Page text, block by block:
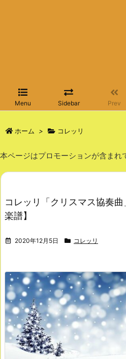
Menu Sidebar Prev
ホーム > コレッリ
本ページはプロモーションが含まれ
コレッリ「クリスマス協奏
楽譜】
2020年12月5日 コレッリ